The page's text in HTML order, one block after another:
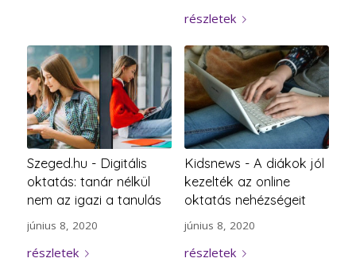
részletek
Szeged.hu - Digitális
oktatás: tanár nélkül
nem az igazi a tanulás
június 8, 2020
részletek
Kidsnews - A diákok jól
kezelték az online
oktatás nehézségeit
június 8, 2020
részletek